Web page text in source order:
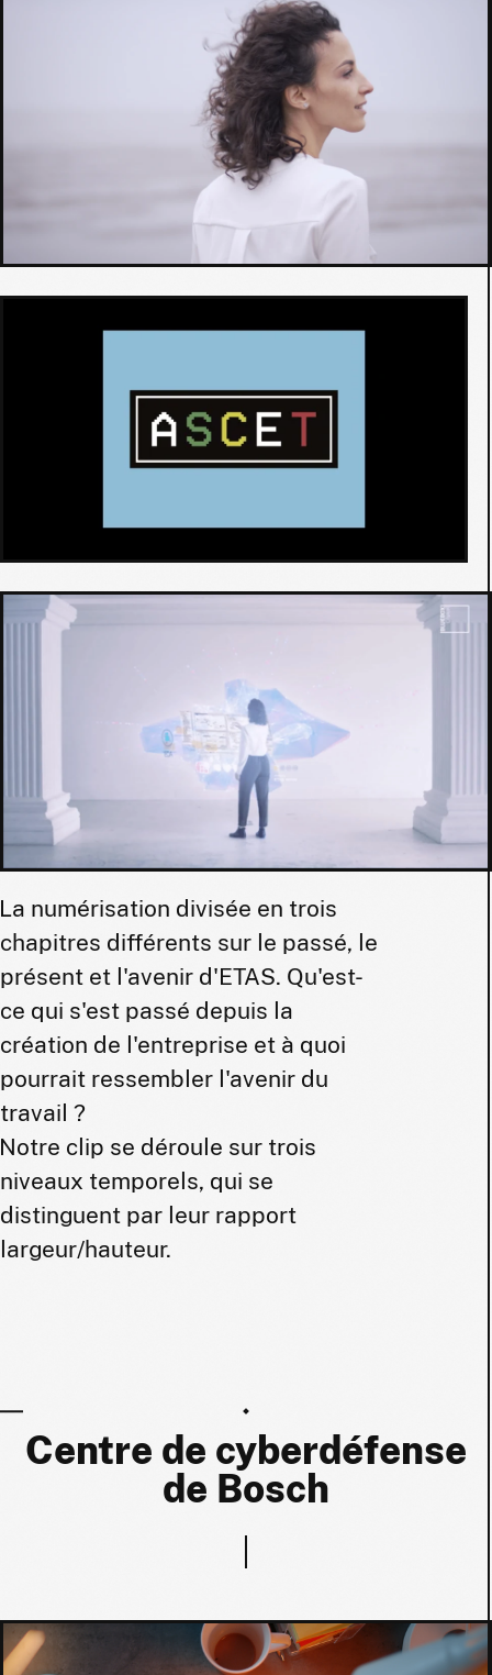
numérisation divisée en trois
chapitres différents sur le passé, le
présent et l'avenir d'ETAS. Qu'est-
ce qui s'est passé depuis la
création de l'entreprise et à quoi
pourrait ressembler l'avenir du
travail ?
clip se déroule sur trois
niveaux temporels, qui se
distinguent par leur rapport
largeur/hauteur.
Centre de cyberdéfense
de Bosch